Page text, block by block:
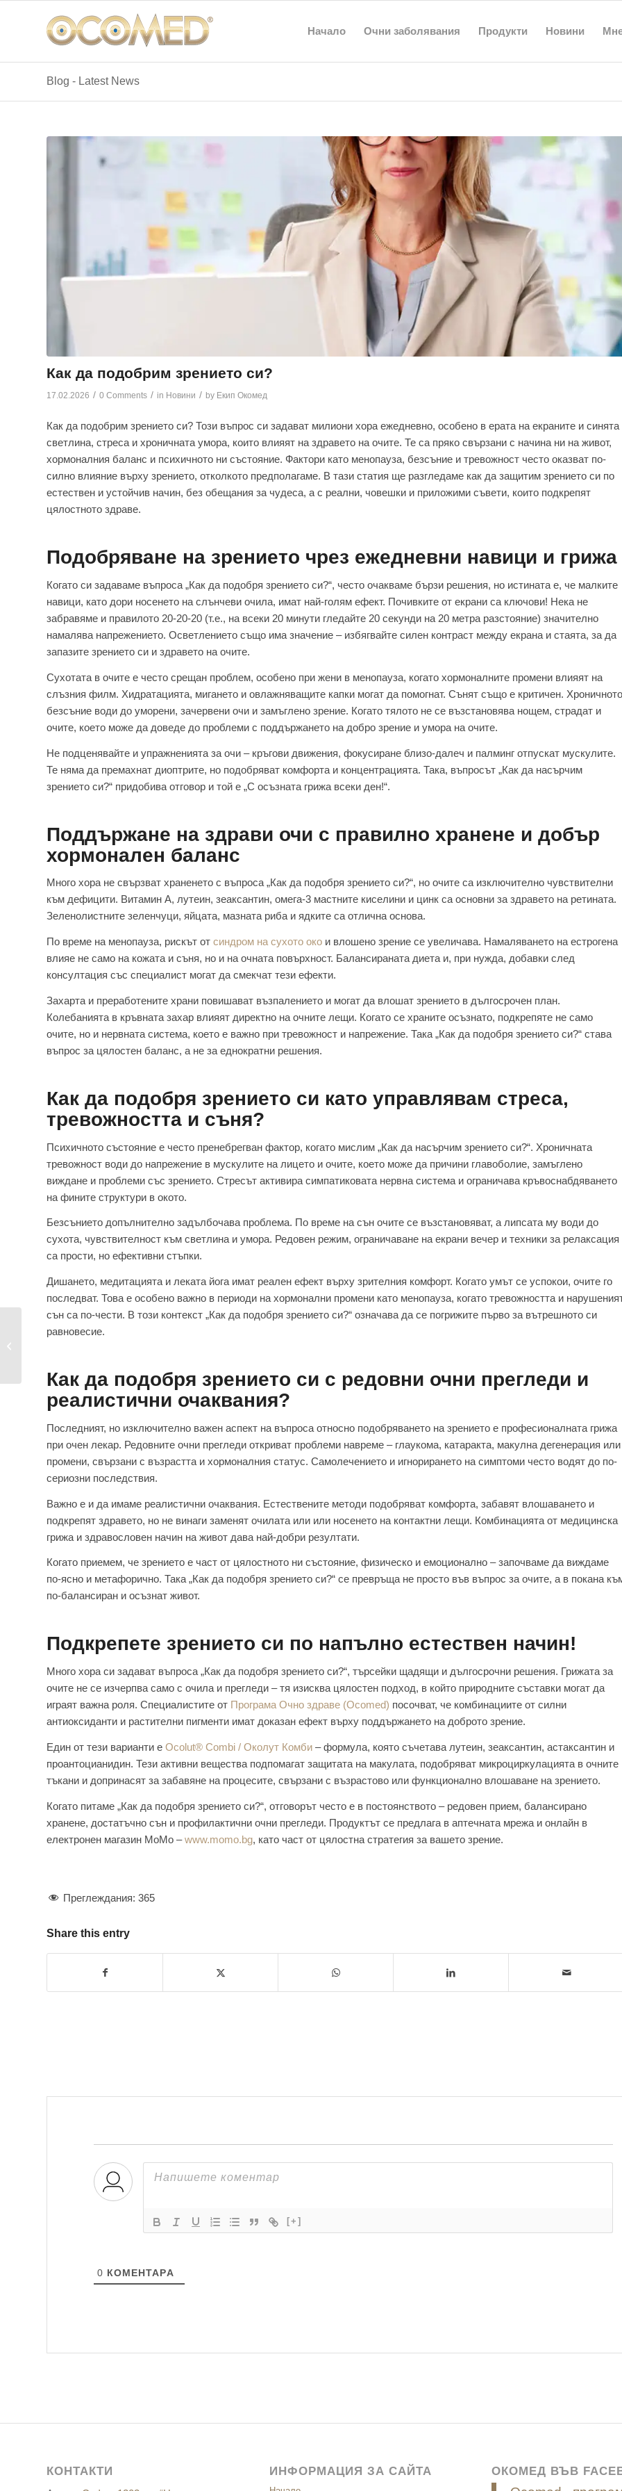
Начало Очни заболявания Продукти Новини
Blog - Latest News
Как да подобрим зрението си?
17.02.2026 / 0 Comments / in Новини / by Екип Окомед
Как да подобрим зрението си? Този въпрос си задават милиони хора ежедневно, особено в ерата на екраните и синята
светлина, стреса и хроничната умора, които влияят на здравето на очите. Те са пряко свързани с начина ни на живот,
хормоналния баланс и психичното ни състояние. Фактори като менопауза, безсъние и тревожност често оказват по-
силно влияние върху зрението, отколкото предполагаме. В тази статия ще разгледаме как да защитим зрението си по
естествен и устойчив начин, без обещания за чудеса, а с реални, човешки и приложими съвети, които подкрепят
цялостното здраве.
Подобряване на зрението чрез ежедневни навици и грижа
Когато си задаваме въпроса „Как да подобря зрението си?“, често очакваме бързи решения, но истината е, че малките
навици, като дори носенето на слънчеви очила, имат най-голям ефект. Почивките от екрани са ключови! Нека не
забравяме и правилото 20-20-20 (т.е., на всеки 20 минути гледайте 20 секунди на 20 метра разстояние) значително
намалява напрежението. Осветлението също има значение – избягвайте силен контраст между екрана и стаята, за да
запазите зрението си и здравето на очите.
Сухотата в очите е често срещан проблем, особено при жени в менопауза, когато хормоналните промени влияят на
слъзния филм. Хидратацията, мигането и овлажняващите капки могат да помогнат. Сънят също е критичен. Хроничното
безсъние води до уморени, зачервени очи и замъглено зрение. Когато тялото не се възстановява нощем, страдат и
очите, което може да доведе до проблеми с поддържането на добро зрение и умора на очите.
Не подценявайте и упражненията за очи – кръгови движения, фокусиране близо-далеч и палминг отпускат мускулите.
Те няма да премахнат диоптрите, но подобряват комфорта и концентрацията. Така, въпросът „Как да насърчим
зрението си?“ придобива отговор и той е „С осъзната грижа всеки ден!“.
Поддържане на здрави очи с правилно хранене и добър
хормонален баланс
Много хора не свързват храненето с въпроса „Как да подобря зрението си?“, но очите са изключително чувствителни
към дефицити. Витамин А, лутеин, зеаксантин, омега-3 мастните киселини и цинк са основни за здравето на ретината.
Зеленолистните зеленчуци, яйцата, мазната риба и ядките са отлична основа.
По време на менопауза, рискът от синдром на сухото око и влошено зрение се увеличава. Намаляването на естрогена
влияе не само на кожата и съня, но и на очната повърхност. Балансираната диета и, при нужда, добавки след
консултация със специалист могат да смекчат тези ефекти.
Захарта и преработените храни повишават възпалението и могат да влошат зрението в дългосрочен план.
Колебанията в кръвната захар влияят директно на очните лещи. Когато се храните осъзнато, подкрепяте не само
очите, но и нервната система, което е важно при тревожност и напрежение. Така „Как да подобря зрението си?“ става
въпрос за цялостен баланс, а не за еднократни решения.
Как да подобря зрението си като управлявам стреса,
тревожността и съня?
Психичното състояние е често пренебрегван фактор, когато мислим „Как да насърчим зрението си?“. Хроничната
тревожност води до напрежение в мускулите на лицето и очите, което може да причини главоболие, замъглено
виждане и проблеми със зрението. Стресът активира симпатиковата нервна система и ограничава кръвоснабдяването
на фините структури в окото.
Безсънието допълнително задълбочава проблема. По време на сън очите се възстановяват, а липсата му води до
сухота, чувствителност към светлина и умора. Редовен режим, ограничаване на екрани вечер и техники за релаксация
са прости, но ефективни стъпки.
Дишането, медитацията и леката йога имат реален ефект върху зрителния комфорт. Когато умът се успокои, очите го
последват. Това е особено важно в периоди на хормонални промени като менопауза, когато тревожността и
сън са по-чести. В този контекст „Как да подобря зрението си?“ означава да се погрижите първо за вътрешното си
равновесие.
Как да подобря зрението си с редовни очни прегледи и
реалистични очаквания?
Последният, но изключително важен аспект на въпроса относно подобряването на зрението е професионалната грижа
при очен лекар. Редовните очни прегледи откриват проблеми навреме – глаукома, катаракта, макулна дегенерация или
промени, свързани с възрастта и хормоналния статус. Самолечението и игнорирането на симптоми често водят до по-
сериозни последствия.
Важно е и да имаме реалистични очаквания. Естествените методи подобряват комфорта, забавят влошаването и
подкрепят здравето, но не винаги заменят очилата или или носенето на контактни лещи. Комбинацията от медицинска
грижа и здравословен начин на живот дава най-добри резултати.
Когато приемем, че зрението е част от цялостното ни състояние, физическо и емоционално – започваме да виждаме
по-ясно и метафорично. Така „Как да подобря зрението си?“ се превръща не просто във въпрос за очите, а в покана
по-балансиран и осъзнат живот.
Подкрепете зрението си по напълно естествен начин!
Много хора си задават въпроса „Как да подобря зрението си?“, търсейки щадящи и дългосрочни решения. Грижата за
очите не се изчерпва само с очила и прегледи – тя изисква цялостен подход, в който природните съставки могат да
играят важна роля. Специалистите от Програма Очно здраве (Ocomed) посочват, че комбинациите от силни
антиоксиданти и растителни пигменти имат доказан ефект върху поддържането на доброто зрение.
Един от тези варианти е Ocolut® Combi / Околут Комби – формула, която съчетава лутеин, зеаксантин, астаксантин и
проантоцианидин. Тези активни вещества подпомагат защитата на макулата, подобряват микроциркулацията в очните
тъкани и допринасят за забавяне на процесите, свързани с възрастово или функционално влошаване на зрението.
Когато питаме „Как да подобря зрението си?“, отговорът често е в постоянството – редовен прием, балансирано
хранене, достатъчно сън и профилактични очни прегледи. Продуктът се предлага в аптечната мрежа и онлайн в
електронен магазин MoMo –www.momo.bg, като част от цялостна стратегия за вашето зрение.
Преглеждания: 365
Share this entry
[+]
0 КОМЕНТАРA
КОНТАКТИ ИНФОРМАЦИЯ ЗА САЙТА ОКОМЕД ВЪВ
Какво вреди на